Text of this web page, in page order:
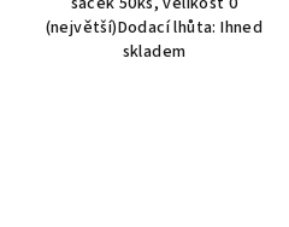
(největší)Dodací lhůta: Ihned
skladem